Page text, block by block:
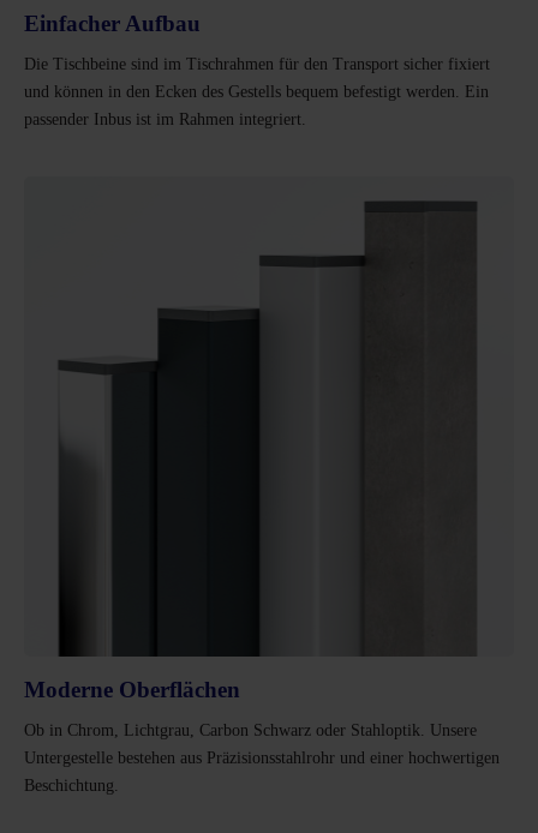
Einfacher Aufbau
Die Tischbeine sind im Tischrahmen für den Transport sicher fixiert
und können in den Ecken des Gestells bequem befestigt werden. Ein
passender Inbus ist im Rahmen integriert.
Moderne Oberflächen
Ob in Chrom, Lichtgrau, Carbon Schwarz oder Stahloptik. Unsere
Untergestelle bestehen aus Präzisionsstahlrohr und einer hochwertigen
Beschichtung.